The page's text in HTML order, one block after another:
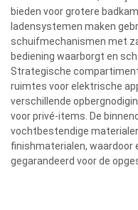
bieden voor grotere
ladensystemen maken
schuifmechanismen met
bediening waarborgt en
Strategische
ruimtes voor elektrische
verschillende
voor privé-items. De
vochtbestendige
finishmaterialen, waardoor
gegarandeerd voor de